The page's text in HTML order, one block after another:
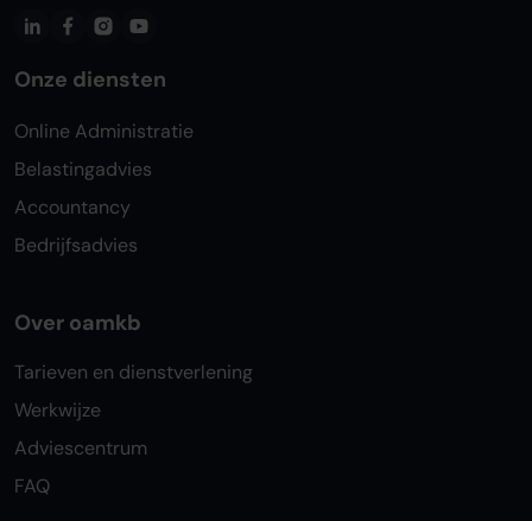
Onze diensten
Online Administratie
Belastingadvies
Accountancy
Bedrijfsadvies
Over oamkb
Tarieven en dienstverlening
Werkwijze
Adviescentrum
FAQ